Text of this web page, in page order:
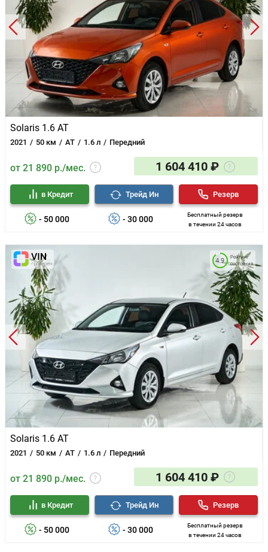
Дневные ходовые огни
Пояcничная поддержка водителя (с
электрорегулировкой)
Цвет металлик/перламутр - 6,000 ₽
Solaris 1.6 AT
2021 50 км AT 1.6 л Передний
от 21 890 р./мес. 1 604 410 ₽
- 50 000
в Кредит
- 30 000
Трейд Ин
Бесплатный резерв
в течении 24 часов
Резерв
Solaris 1.6 AT
2021 50 км AT 1.6 л Передний
Рейтинг
состояния
4.9
от 21 890 р./мес. 1 604 410 ₽
- 50 000
в Кредит
- 30 000
Трейд Ин
Бесплатный резерв
в течении 24 часов
Резерв